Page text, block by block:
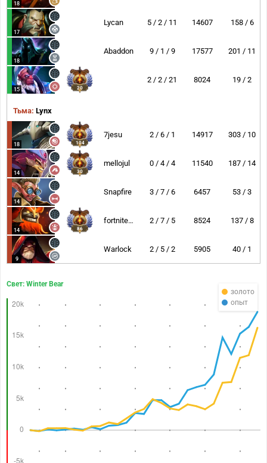
18
17
Lycan 5 / 2 / 11 14607 158 / 6
18
Abaddon 9 / 1 / 9 17577 201 / 11
15 20
2 / 2 / 21 8024 19 / 2
Тьма: Lynx
18 104
7jesu 2 / 6 / 1 14917 303 / 10
14 30
mellojul 0 / 4 / 4 11540 187 / 14
14
Snapfire 3 / 7 / 6 6457 53 / 3
14 86
fortniteMan 2 / 7 / 5 8524 137 / 8
9
Warlock 2 / 5 / 2 5905 40 / 1
золото
опыт
Свет: Winter Bear